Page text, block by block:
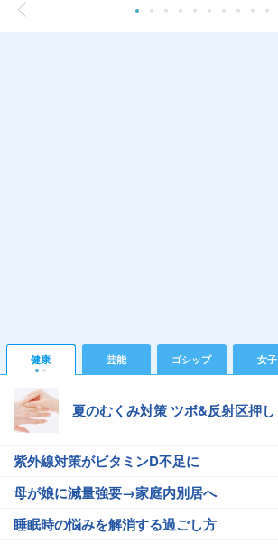
健康 芸能 ゴシップ 女子
夏のむくみ対策 ツボ&反射区押し
紫外線対策がビタミンD不足に
母が娘に減量強要→家庭内別居へ
睡眠時の悩みを解消する過ごし方